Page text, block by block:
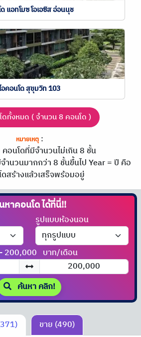
แอทโมซ โอเอซิส อ่อนนุช
อคอนโด สุขุมวิท 103
ทั้งหมด ( จำนวน 8 คอนโด )
หมายเหตุ:
อนโดที่มีจำนวนไม่เกิน 8 ชั้น
ำนวนมากกว่า 8 ชั้นขึ้นไปYear = ปี คือ
สร้างแล้วเสร็จพร้อมอยู่
หาคอนโด
รูปแบบห้องนอน
200,000 บาท/เดือน
ค้นหา คลิก!
ขาย (490)